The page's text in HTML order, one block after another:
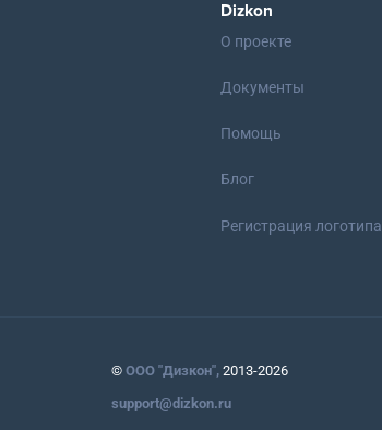
Dizkon
О проекте
Документы
Помощь
Блог
Регистрация логотипа
© ООО "Дизкон", 2013-2026
support@dizkon.ru